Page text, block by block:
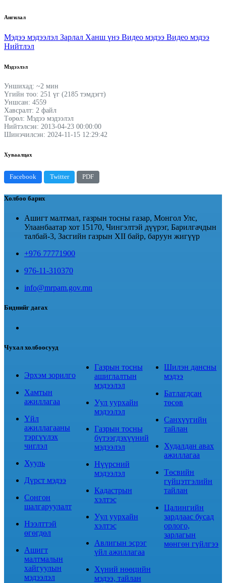
Ангилал
Мэдээ мэдээлэл Зарлал Ханш үнэ Видео мэдээ Видео мэдээ
Нийтлэл
Мэдээлэл
Уншихад: ~2 мин
Үгийн тоо: 251 үг (2185 тэмдэгт)
Уншсан: 4559
Хавсралт: 2 файл
Төрөл: Мэдээ мэдээлэл
Нийтэлсэн: 2013-04-23 00:00:00
Шинэчилсэн: 2024-11-15 12:29:42
Хуваалцах
Facebook Twitter PDF
Холбоо барих
Ашигт малтмал, газрын тосны газар, Монгол Улс,
Улаанбаатар хот 15170, Чингэлтэй дүүрэг, Барилгачдын
талбай-3, Засгийн газрын XII байр, баруун жигүүр
+976 77771900
976-11-310370
info@mrpam.gov.mn
Биднийг дагах
Чухал холбоосууд
Эрхэм зорилго
Хамтын
ажиллагаа
Үйл
ажиллагааны
тэргүүлэх
чиглэл
Хууль
Дүрст мэдээ
Сонгон
шалгаруулалт
Нээлттэй
өгөгдөл
Ашигт
малтмалын
хайгуулын
мэдээлэл
Газрын тосны
ашиглалтын
мэдээлэл
Уул уурхайн
мэдээлэл
Газрын тосны
бүтээгдэхүүний
мэдээлэл
Нүүрсний
мэдээлэл
Кадастрын
хэлтэс
Уул уурхайн
хэлтэс
Авлигын эсрэг
үйл ажиллагаа
Хүний нөөцийн
мэдээ, тайлан
Шилэн дансны
мэдээ
Батлагдсан
төсөв
Санхүүгийн
тайлан
Худалдан авах
ажиллагаа
Төсвийн
гүйцэтгэлийн
тайлан
Цалингийн
зардлаас бусад
орлого,
зарлагын
мөнгөн гүйлгээ